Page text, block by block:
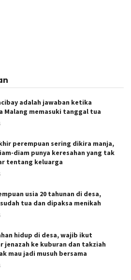
adalah jawaban ketika
Malang memasuki tanggal tua
perempuan sering dikira manja,
diam punya keresahan yang tak
tentang keluarga
usia 20 tahunan di desa,
tua dan dipaksa menikah
hidup di desa, wajib ikut
jenazah ke kuburan dan takziah
mau jadi musuh bersama